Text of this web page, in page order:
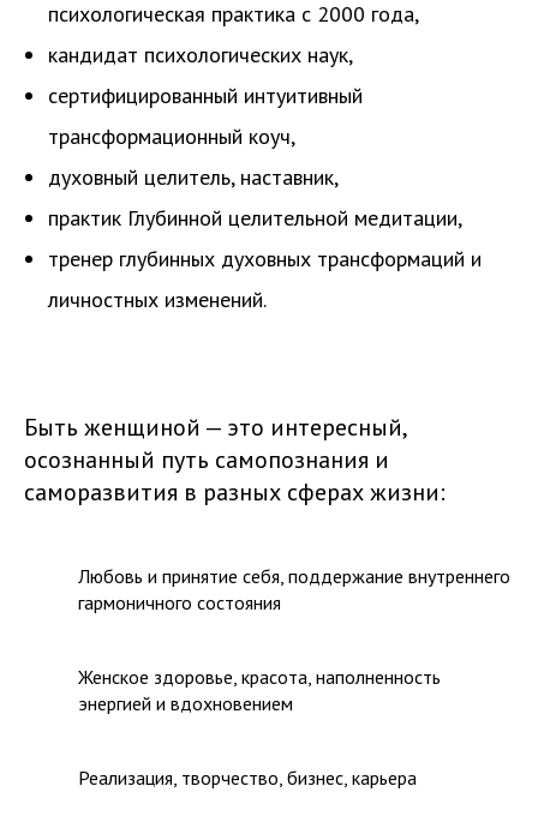
психологическая практика с 2000 года,
кандидат психологических наук,
сертифицированный интуитивный
трансформационный коуч,
духовный целитель, наставник,
практик Глубинной целительной медитации,
тренер глубинных духовных трансформаций и
личностных изменений.
Быть женщиной — это интересный,
осознанный путь самопознания и
саморазвития в разных сферах жизни:
Любовь и принятие себя, поддержание внутреннего
гармоничного состояния
Женское здоровье, красота, наполненность
энергией и вдохновением
Реализация, творчество, бизнес, карьера